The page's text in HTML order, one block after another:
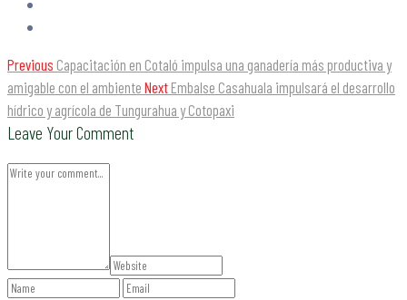
Previous Capacitación en Cotaló impulsa una ganadería más productiva y
amigable con el ambiente Next Embalse Casahuala impulsará el desarrollo
hídrico y agrícola de Tungurahua y Cotopaxi
Leave Your Comment